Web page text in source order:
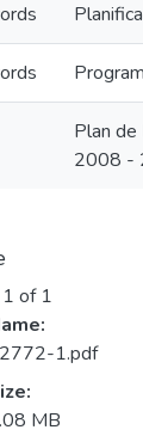
Plan
2008 -
of 1
1.pdf
MB